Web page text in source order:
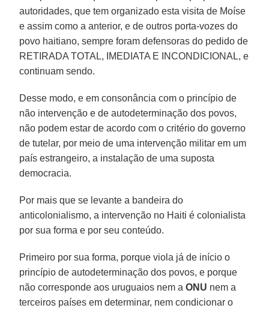
autoridades, que tem organizado esta visita de Moíse
e assim como a anterior, e de outros porta-vozes do
povo haitiano, sempre foram defensoras do pedido de
RETIRADA TOTAL, IMEDIATA E INCONDICIONAL, e
continuam sendo.
Desse modo, e em consonância com o princípio de
não intervenção e de autodeterminação dos povos,
não podem estar de acordo com o critério do governo
de tutelar, por meio de uma intervenção militar em um
país estrangeiro, a instalação de uma suposta
democracia.
Por mais que se levante a bandeira do
anticolonialismo, a intervenção no Haiti é colonialista
por sua forma e por seu conteúdo.
Primeiro por sua forma, porque viola já de início o
princípio de autodeterminação dos povos, e porque
não corresponde aos uruguaios nem aONU nem a
terceiros países em determinar, nem condicionar o